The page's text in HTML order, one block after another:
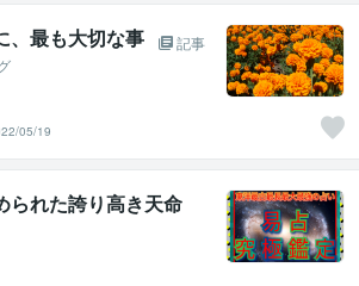
、最も大切な事
記事
05/19
られた誇り高き天命